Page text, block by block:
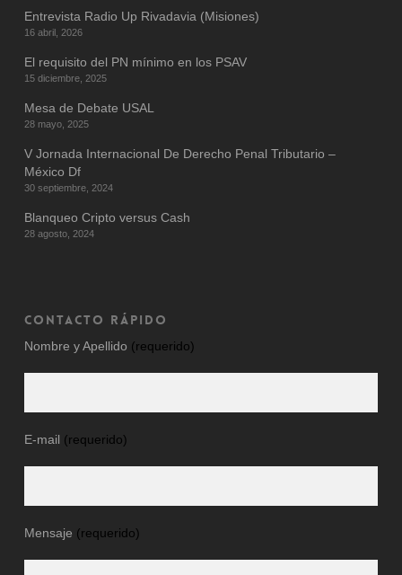
Entrevista Radio Up Rivadavia (Misiones)
16 abril, 2026
El requisito del PN mínimo en los PSAV
15 diciembre, 2025
Mesa de Debate USAL
28 mayo, 2025
V Jornada Internacional De Derecho Penal Tributario –
México Df
30 septiembre, 2024
Blanqueo Cripto versus Cash
28 agosto, 2024
CONTACTO RÁPIDO
Nombre y Apellido (requerido)
E-mail (requerido)
Mensaje (requerido)